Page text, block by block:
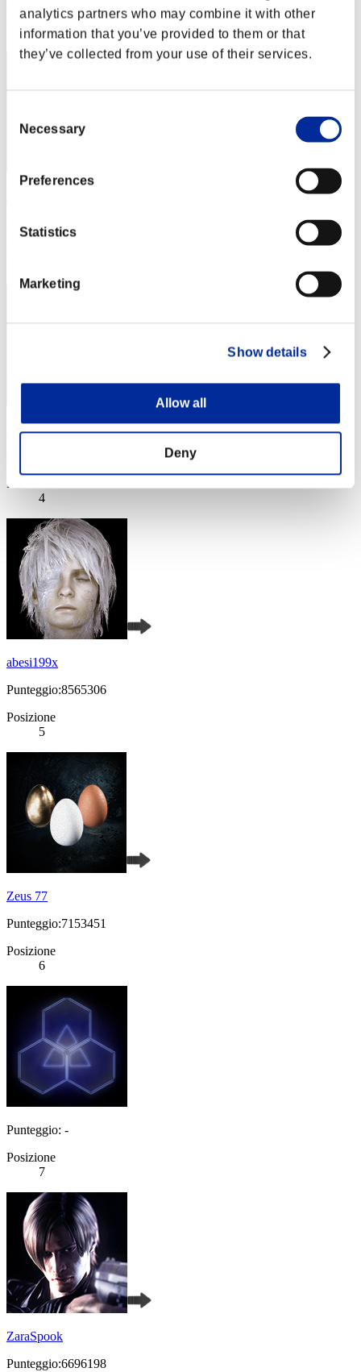
analytics partners who may combine it with other
information that you’ve provided to them or that
they’ve collected from your use of their services.
Selection
Necessary
Preferences
Statistics
Marketing
Show details
Allow all
Deny
Posizione
2
Nevalyn
Posizione
4
abesi199x
Punteggio:8565306
Posizione
5
Zeus 77
Punteggio:7153451
Posizione
6
Punteggio: -
Posizione
7
ZaraSpook
Punteggio:6696198